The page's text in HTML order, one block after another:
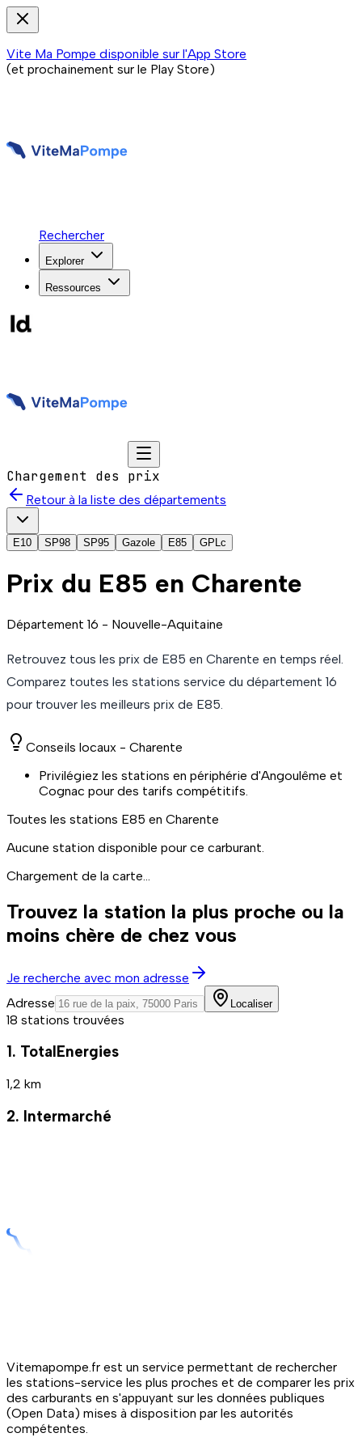
Vite Ma Pompe disponible sur l'App Store
(et prochainement sur le Play Store)
Rechercher
Explorer
Ressources
Chargement des prix
Retour à la liste des départements
E10 SP98 SP95 Gazole E85 GPLc
Prix du E85 en Charente
Département 16 - Nouvelle-Aquitaine
Retrouvez tous les prix de E85 en Charente en temps réel.
Comparez toutes les stations service du département 16
pour trouver les meilleurs prix de E85.
Conseils locaux - Charente
Privilégiez les stations en périphérie d'Angoulême et
Cognac pour des tarifs compétitifs.
Toutes les stations E85 en Charente
Aucune station disponible pour ce carburant.
Chargement de la carte...
Trouvez la station la plus proche ou la
moins chère de chez vous
Je recherche avec mon adresse
Adresse
Localiser
18 stations trouvées
1. TotalEnergies
1,2 km
2. Intermarché
Vitemapompe.fr est un service permettant de rechercher
les stations-service les plus proches et de comparer les prix
des carburants en s'appuyant sur les données publiques
(Open Data) mises à disposition par les autorités
compétentes.